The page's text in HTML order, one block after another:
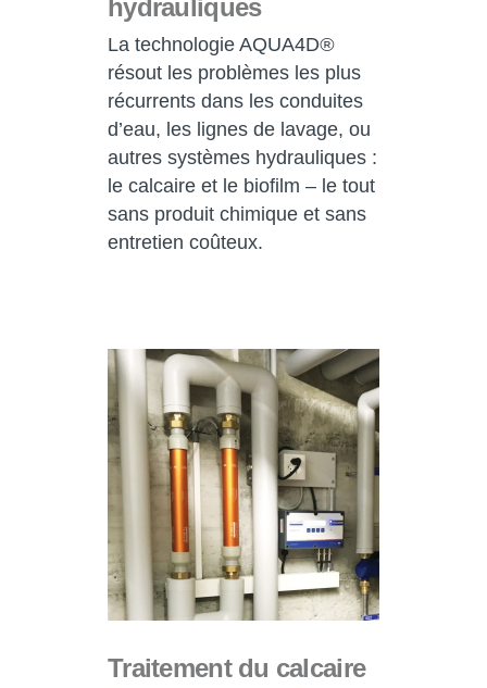
hydrauliques
La technologie AQUA4D®
résout les problèmes les plus
récurrents dans les conduites
d’eau, les lignes de lavage, ou
autres systèmes hydrauliques :
le calcaire et le biofilm – le tout
sans produit chimique et sans
entretien coûteux.
Traitement du calcaire